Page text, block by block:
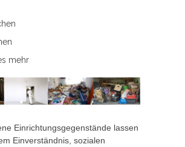
mehr
Einrichtungsgegenstände lassen
Einverständnis, sozialen